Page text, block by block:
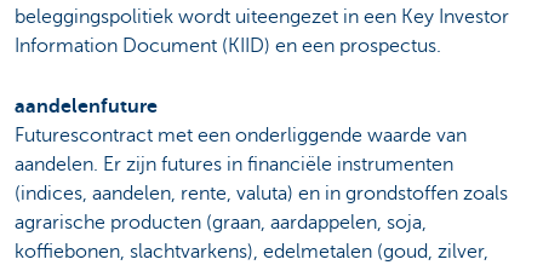
beleggingspolitiek wordt uiteengezet in een Key Investor
Information Document (KIID) en een prospectus.
aandelenfuture
Futurescontract met een onderliggende waarde van
aandelen. Er zijn futures in financiële instrumenten
(indices, aandelen, rente, valuta) en in grondstoffen zoals
agrarische producten (graan, aardappelen, soja,
koffiebonen, slachtvarkens), edelmetalen (goud, zilver,